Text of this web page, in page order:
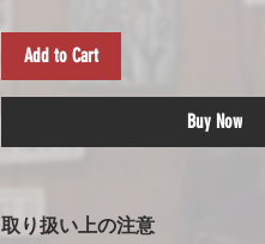
Add to Cart
Buy Now
取り扱い上の注意